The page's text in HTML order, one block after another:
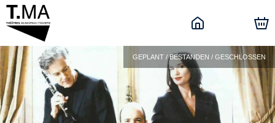
GEPLANT / BESTANDEN / GESCHLOSSEN